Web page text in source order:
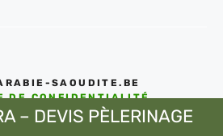
– DEVIS PÈLERINAGE
SAOUDITE.BE
DE CONFIDENTIALITÉ
D'UTILISATIONS